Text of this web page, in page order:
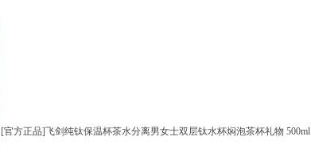
[官方正品]飞剑纯钛保温杯茶水分离男女士双层钛水杯焖泡茶杯礼物 500ml